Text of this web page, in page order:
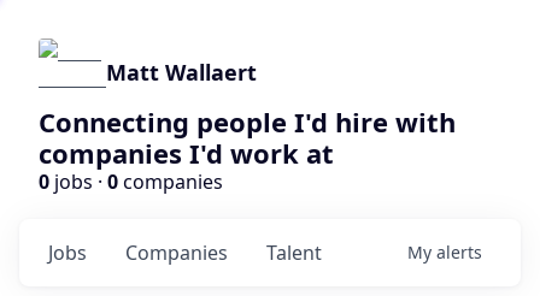
Matt Wallaert
Connecting people I'd hire with
companies I'd work at
0 jobs · 0companies
Jobs Companies Talent My alerts